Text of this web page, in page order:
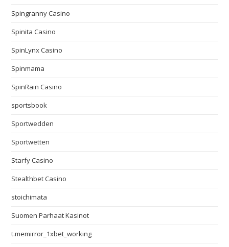
Spingranny Casino
Spinita Casino
SpinLynx Casino
Spinmama
SpinRain Casino
sportsbook
Sportwedden
Sportwetten
Starfy Casino
Stealthbet Casino
stoichimata
Suomen Parhaat Kasinot
t.memirror_1xbet_working